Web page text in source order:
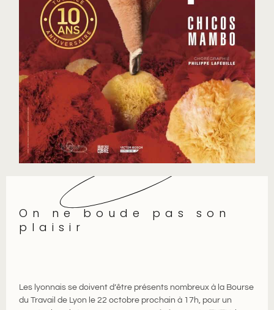
On ne boude pas son
plaisir
Les lyonnais se doivent d’être présents nombreux à la Bourse
du Travail de Lyon le 22 octobre prochain à 17h, pour un